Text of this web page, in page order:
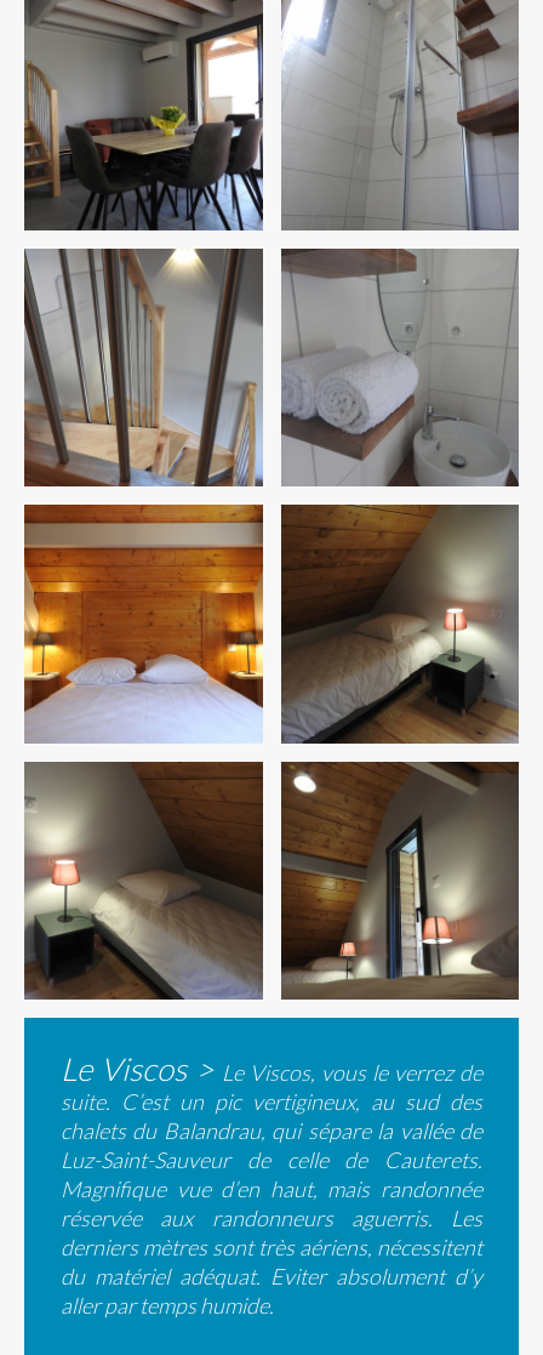
Le Viscos > Le Viscos, vous le verrez de
suite. C’est un pic vertigineux, au sud des
chalets du Balandrau, qui sépare la vallée de
Luz-Saint-Sauveur de celle de Cauterets.
Magnifique vue d’en haut, mais randonnée
réservée aux randonneurs aguerris. Les
derniers mètres sont très aériens, nécessitent
du matériel adéquat. Eviter absolument d’y
aller par temps humide.